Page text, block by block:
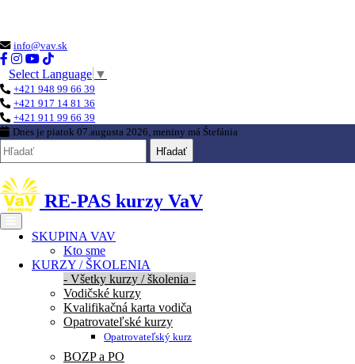
info@vav.sk
Select Language ▼
+421 948 99 66 39
+421 917 14 81 36
+421 911 99 66 39
Dnes je piatok 07.augusta 2026, meniny má Štefánia
Hľadať
RE-PAS kurzy VaV
SKUPINA VAV
Kto sme
KURZY / ŠKOLENIA
- Všetky kurzy / školenia -
Vodičské kurzy
Kvalifikačná karta vodiča
Opatrovateľské kurzy
Opatrovateľský kurz
BOZP a PO